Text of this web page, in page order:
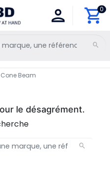
0
Cone Beam
le désagrément.